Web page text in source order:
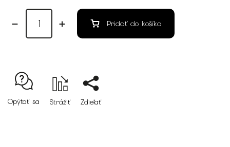
Pridať do košíka
Opýtať sa Strážiť Zdieľať